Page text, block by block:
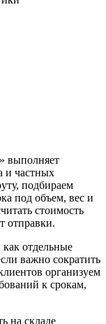
выполняет
и частных
подбираем
под объем, вес и
стоимость
отправки.
отдельные
важно сократить
организуем
к срокам,
на складе